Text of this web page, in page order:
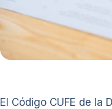
El Código CUFE de